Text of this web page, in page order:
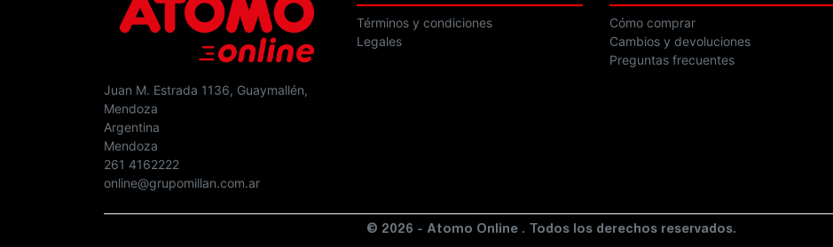
Juan M. Estrada 1136, Guaymallén,
Mendoza
Argentina
Mendoza
261 4162222
online@grupomillan.com.ar
Términos y condiciones
Legales
Cómo comprar
Cambios y devoluciones
Preguntas frecuentes
© 2026 - Atomo Online . Todos los derechos reservados.